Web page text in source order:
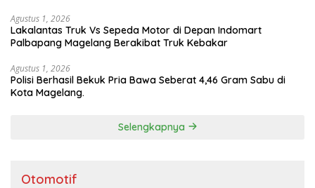
Agustus 1, 2026
Lakalantas Truk Vs Sepeda Motor di Depan Indomart
Palbapang Magelang Berakibat Truk Kebakar
Agustus 1, 2026
Polisi Berhasil Bekuk Pria Bawa Seberat 4,46 Gram Sabu di
Kota Magelang.
Selengkapnya
Otomotif